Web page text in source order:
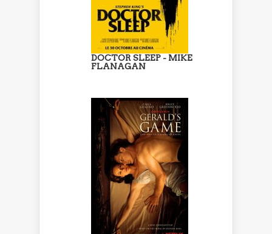
DOCTOR SLEEP - MIKE
FLANAGAN